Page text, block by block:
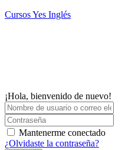
Saltar
Cursos Yes Inglés
¡Hola, bienvenido de nuevo!
Mantenerme conectado
¿Olvidaste la contraseña?